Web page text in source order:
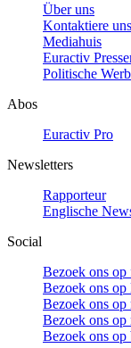
Über uns
Kontaktiere uns
Mediahuis
Euractiv
Politische
Abos
Euractiv Pro
Newsletters
Rapporteur
Englische
Social
Bezoek ons op
Bezoek ons op
Bezoek ons op
Bezoek ons op
Bezoek ons op